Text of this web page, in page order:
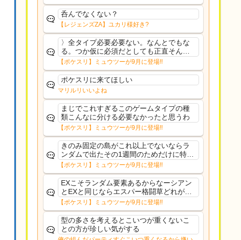
呑んでなくない？
【レジェンズZA】ユカリ様好き?
〉全タイプ必要必要ない。なんとでもな
る。つか仮に必須だとしても正直そんな
もんに付き合う気は無い。運営は時間の
リソースを甘く見すぎなのよ。ポケスリ
やったことないやろうなと思ってる。〉
ラピスEX最短二年後...
【ポケスリ】ミュウツーが9月に登場!!
ポケスリに来てほしい
マリルリいいよね
まじでこれすぎるこのゲームタイプの種
類こんなに分ける必要なかったと思うわ
【ポケスリ】ミュウツーが9月に登場!!
きのみ固定の島がこれ以上でないならラ
ンダムで出たその1週間のためだけに特定
のタイプにリソース割くのなんだかむな
しい気がするわ出番がないってわけじゃ
ないから無駄ではないんだけど
【ポケスリ】ミュウツーが9月に登場!!
EXこそランダム要素あるからなーシアン
とEXと同じならエスパー格闘草どれが事
前に来るか分からんから、積む必要があ
るミュウツーは使いにくくね？って思っ
た
【ポケスリ】ミュウツーが9月に登場!!
型の多さを考えるとこいつが重くないこ
との方が珍しい気がする